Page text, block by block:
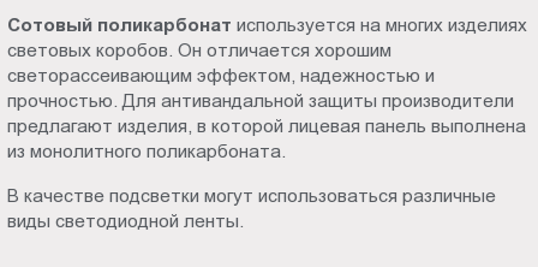
Сотовый поликарбонат используется на многих изделиях
световых коробов. Он отличается хорошим
светорассеивающим эффектом, надежностью и
прочностью. Для антивандальной защиты производители
предлагают изделия, в которой лицевая панель выполнена
из монолитного поликарбоната.
В качестве подсветки могут использоваться различные
виды светодиодной ленты.